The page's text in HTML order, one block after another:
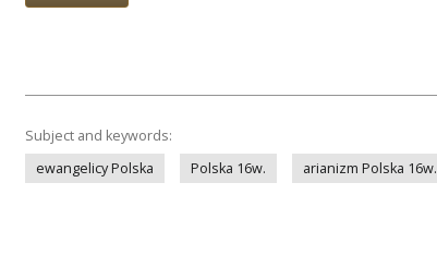
Subject and keywords:
ewangelicy Polska
Polska 16w. arianizm Polska 16w.